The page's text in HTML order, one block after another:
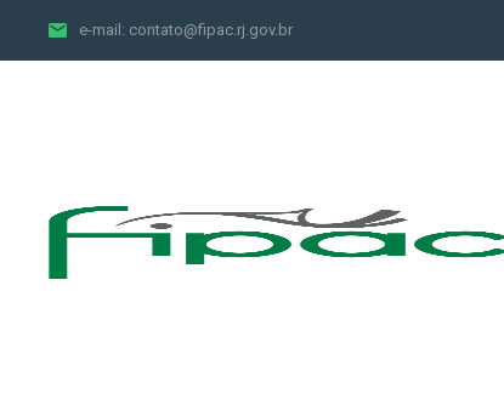
e-mail: contato@fipac.rj.gov.br